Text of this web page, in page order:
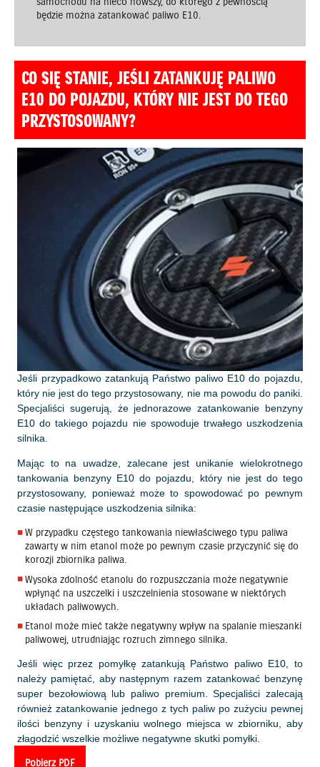
będzie można zatankować paliwo E10.
CO SIĘ STANIE, JEŚLI ZATANKUJĘ PALIWO
E10 DO POJAZDU, KTÓRY NIE JEST DO TEGO
PRZYSTOSOWANY?
Jeśli przypadkowo zatankują Państwo paliwo E10 do pojazdu,
który nie jest do tego przystosowany, nie ma powodu do paniki.
Specjaliści sugerują, że jednorazowe zatankowanie benzyny
E10 do takiego pojazdu nie spowoduje trwałego uszkodzenia
silnika.
Mając to na uwadze, zalecane jest unikanie wielokrotnego
tankowania benzyny E10 do pojazdu, który nie jest do tego
przystosowany, ponieważ może to spowodować po pewnym
czasie następujące uszkodzenia silnika:
W przypadku częstego tankowania niewłaściwego typu paliwa
zawarty w nim etanol może po pewnym czasie przyczynić się do
korozji zbiornika paliwa.
Wysoka zdolność etanolu do rozpuszczania może negatywnie
wpłynąć na uszczelki i uszczelnienia stosowane w niektórych
układach paliwowych.
Etanol może mieć także negatywny wpływ na spalanie mieszanki
paliwowej, utrudniając rozruch zimnego silnika.
Jeśli więc przez pomyłkę zatankują Państwo paliwo E10, to
należy pamiętać, aby następnym razem zatankować benzynę
super bezołowiową lub paliwo premium. Specjaliści zalecają
również zatankowanie jednego z tych paliw po zużyciu pewnej
ilości benzyny i uzyskaniu wolnego miejsca w zbiorniku, aby
złagodzić wszelkie możliwe negatywne skutki pomyłki.
Pobierz PDF